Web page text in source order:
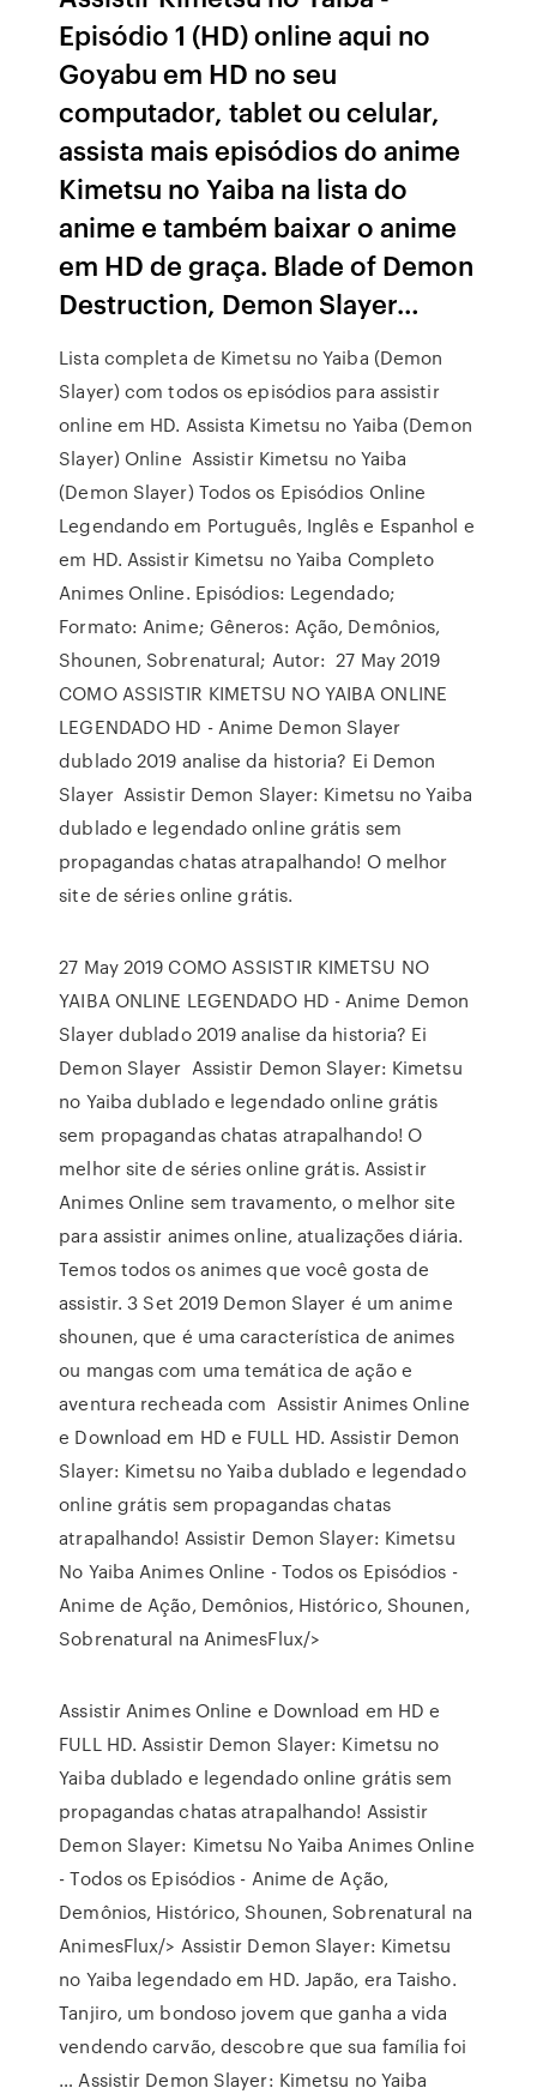
Episódio 1 (HD) online aqui no
Goyabu em HD no seu
computador, tablet ou celular,
assista mais episódios do anime
Kimetsu no Yaiba na lista do
anime e também baixar o anime
em HD de graça. Blade of Demon
Destruction, Demon Slayer…
Lista completa de Kimetsu no Yaiba (Demon
Slayer) com todos os episódios para assistir
online em HD. Assista Kimetsu no Yaiba (Demon
Slayer) Online Assistir Kimetsu no Yaiba
(Demon Slayer) Todos os Episódios Online
Legendando em Português, Inglês e Espanhol e
em HD. Assistir Kimetsu no Yaiba Completo
Animes Online. Episódios: Legendado;
Formato: Anime; Gêneros: Ação, Demônios,
Shounen, Sobrenatural; Autor: 27 May 2019
COMO ASSISTIR KIMETSU NO YAIBA ONLINE
LEGENDADO HD - Anime Demon Slayer
dublado 2019 analise da historia? Ei Demon
Slayer Assistir Demon Slayer: Kimetsu no Yaiba
dublado e legendado online grátis sem
propagandas chatas atrapalhando! O melhor
site de séries online grátis.
27 May 2019 COMO ASSISTIR KIMETSU NO
YAIBA ONLINE LEGENDADO HD - Anime Demon
Slayer dublado 2019 analise da historia? Ei
Demon Slayer Assistir Demon Slayer: Kimetsu
no Yaiba dublado e legendado online grátis
sem propagandas chatas atrapalhando! O
melhor site de séries online grátis. Assistir
Animes Online sem travamento, o melhor site
para assistir animes online, atualizações diária.
Temos todos os animes que você gosta de
assistir. 3 Set 2019 Demon Slayer é um anime
shounen, que é uma característica de animes
ou mangas com uma temática de ação e
aventura recheada com Assistir Animes Online
e Download em HD e FULL HD. Assistir Demon
Slayer: Kimetsu no Yaiba dublado e legendado
online grátis sem propagandas chatas
atrapalhando! Assistir Demon Slayer: Kimetsu
No Yaiba Animes Online - Todos os Episódios -
Anime de Ação, Demônios, Histórico, Shounen,
Sobrenatural na AnimesFlux/>
Assistir Animes Online e Download em HD e
FULL HD. Assistir Demon Slayer: Kimetsu no
Yaiba dublado e legendado online grátis sem
propagandas chatas atrapalhando! Assistir
Demon Slayer: Kimetsu No Yaiba Animes Online
- Todos os Episódios - Anime de Ação,
Demônios, Histórico, Shounen, Sobrenatural na
AnimesFlux/> Assistir Demon Slayer: Kimetsu
no Yaiba legendado em HD. Japão, era Taisho.
Tanjiro, um bondoso jovem que ganha a vida
vendendo carvão, descobre que sua família foi
… Assistir Demon Slayer: Kimetsu no Yaiba